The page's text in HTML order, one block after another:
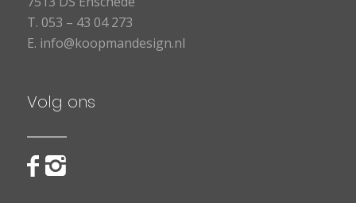
T. 053 – 43 04 273
E. info@koopmandesign.nl
Volg ons